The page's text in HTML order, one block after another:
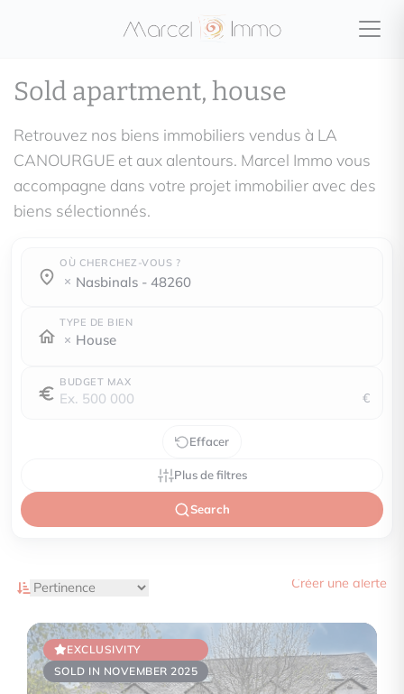
Sold apartment, house
Retrouvez nos biens immobiliers vendus à LA
CANOURGUE et aux alentours. Marcel Immo vous
accompagne dans votre projet immobilier avec des
biens sélectionnés.
OÙ CHERCHEZ-VOUS ?
Town / county :
nasbinals - 48260
Town / county :
TYPE DE BIEN
House
BUDGET MAX
€
Effacer
Plus de filtres
Search
Créer une alerte
EXCLUSIVITY
SOLD IN NOVEMBER 2025